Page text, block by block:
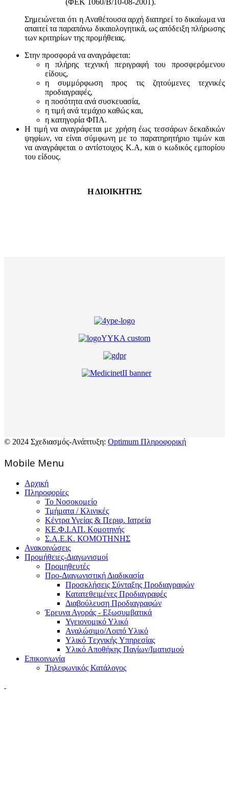
(ΦΕΚ 1060/Β/10-08-2001).
Σημειώνεται ότι η Αναθέτουσα αρχή διατηρεί το δικαίωμα να
απαιτεί τα παραπάνω δικαιολογητικά, ως απόδειξη πλήρωσης
των κριτηρίων της προμήθειας.
Στην προσφορά να αναγράφεται:
η πλήρης τεχνική περιγραφή του προσφερόμενου
είδους,
η συμμόρφωση προς τις ζητούμενες τεχνικές
προδιαγραφές,
η ποσότητα ανά συσκευασία,
η τιμή ανά τεμάχιο καθώς και,
η κατηγορία ΦΠΑ.
Η τιμή να αναγράφεται με χρήση έως τεσσάρων δεκαδικών
ψηφίων, να είναι σύμφωνη με το παρατηρητήριο τιμών και
να αναγράφεται ο αντίστοιχος Κ.Α, και ο κωδικός εμπορίου
του είδους.
Η ΔΙΟΙΚΗΤΗΣ
© 2024 Σχεδιασμός-Ανάπτυξη: Optimum Πληροφορική
Mοbile Menu
Αρχική
Πληροφορίες
Το Νοσοκομείο
Τμήματα / Κλινικές
Κέντρα Υγείας & Περιφ. Ιατρεία
ΚΕ.Φ.Ι.ΑΠ. Κομοτηνής
Σ.Α.Ε.Κ. ΚΟΜΟΤΗΝΗΣ
Ανακοινώσεις
Προμήθειες-Διαγωνισμοί
Προμηθευτές
Προ-Διαγωνιστική Διαδικασία
Προσκλήσεις Σύνταξης Προδιαγραφών
Κατατεθειμένες Προδιαγραφές
Διαβούλευση Προδιαγραφών
Έρευνα Αγοράς - Εξωσυμβατικά
Υγειονομικό Υλικό
Αναλώσιμο/Λοιπό Υλικό
Υλικό Tεχνικής Yπηρεσίας
Υλικό Αποθήκης Παγίων/Ιματισμού
Επικοινωνία
Τηλεφωνικός Κατάλογος